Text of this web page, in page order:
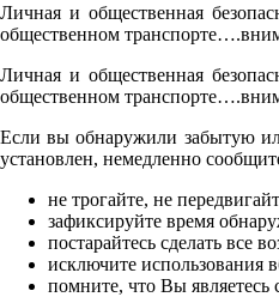
Личная и общественная
общественном
Личная и общественная
общественном
Если вы обнаружили забытую
установлен, немедленно
не трогайте, не
зафиксируйте время
постарайтесь сделать все
исключите использования
помните, что Вы